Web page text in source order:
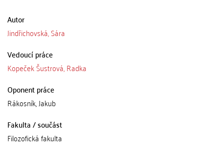
Autor
Jindřichovská, Sára
Vedoucí práce
Kopeček Šustrová, Radka
Oponent práce
Rákosník, Jakub
Fakulta / součást
Filozofická fakulta